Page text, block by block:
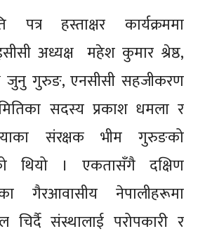
हस्ताक्षर कार्यक्रममा
अध्यक्ष महेश कुमार श्रेष्ठ,
जुनु गुरुङ, एनसीसी सहजीकरण
सदस्य प्रकाश धमला र
संरक्षक भीम गुरुङको
थियो । एकतासँगै दक्षिण
गैरआवासीय नेपालीहरूमा
चिर्दै संस्थालाई परोपकारी र